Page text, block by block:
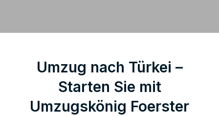
Umzug nach Türkei –
Starten Sie mit
Umzugskönig Foerster